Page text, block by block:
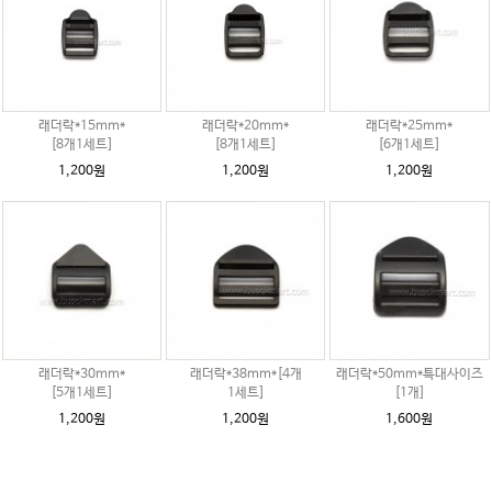
래더락*15mm*
[8개1세트]
1,200원
래더락*20mm*
[8개1세트]
1,200원
래더락*25mm*
[6개1세트]
1,200원
래더락*30mm*
[5개1세트]
1,200원
래더락*38mm*[4개
1세트]
1,200원
래더락*50mm*특대사이즈
[1개]
1,600원